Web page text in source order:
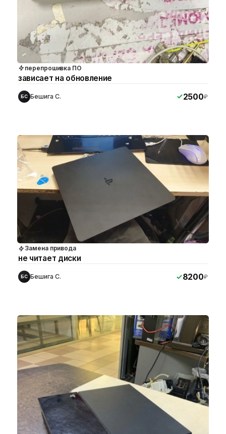
перепрошивка ПО
зависает на обновление
БС Бешига С. 2500₽
Замена привода
не читает диски
БС Бешига С. 8200₽